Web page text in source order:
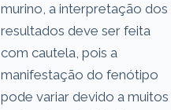
murino, a interpretação dos
resultados deve ser feita
com cautela, pois a
manifestação do fenótipo
pode variar devido a muitos